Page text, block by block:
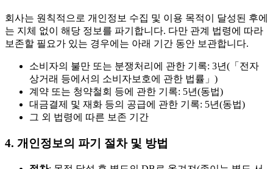
회사는 원칙적으로 개인정보 수집 및 이용 목적이 달성된 후에
는 지체 없이 해당 정보를 파기합니다. 다만 관계 법령에 따라
보존할 필요가 있는 경우에는 아래 기간 동안 보관합니다.
소비자의 불만 또는 분쟁처리에 관한 기록: 3년(「전자
상거래 등에서의 소비자보호에 관한 법률」)
계약 또는 청약철회 등에 관한 기록: 5년(동법)
대금결제 및 재화 등의 공급에 관한 기록: 5년(동법)
그 외 법령에 따른 보존 기간
4. 개인정보의 파기 절차 및 방법